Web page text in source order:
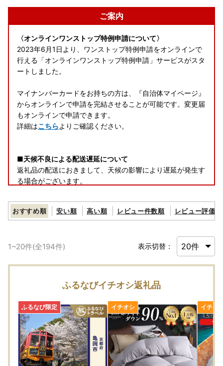
ご案内
〈オンラインワンストップ特例申請について〉
2023年6月1日より、ワンストップ特例申請をオンラインで
行える「オンラインワンストップ特例申請」サービスがスタ
ートしました。
マイナンバーカードをお持ちの方は、『自治体マイページ』
からオンラインで申請を完結させることが可能です。変更届
もオンラインで申請できます。
詳細はこちらよりご確認ください。
■天候不良による配送遅延について
返礼品の配送におきまして、天候の影響により遅延が発生す
る場合がございます。
い申し上げます。
なお、出荷後の配送状況につきましては、お手数ですが運送
―――――――――――――――――――――――――――
―――――――――――――
【返礼品のお届けについて】
配送期日は、あくまで目安です。
同日にお申込いただいた場合でも、発送の準備の状況によ
り、別々に配送される場合がございます。
【返礼品のお申込みについて】
■寄付者様ご都合での受け取り不可について
おすすめ順 安い順 高い順 レビュー件数順 レビュー評価順
1~20件(全194件) 表示切替：
ふるなびイチオシ返礼品